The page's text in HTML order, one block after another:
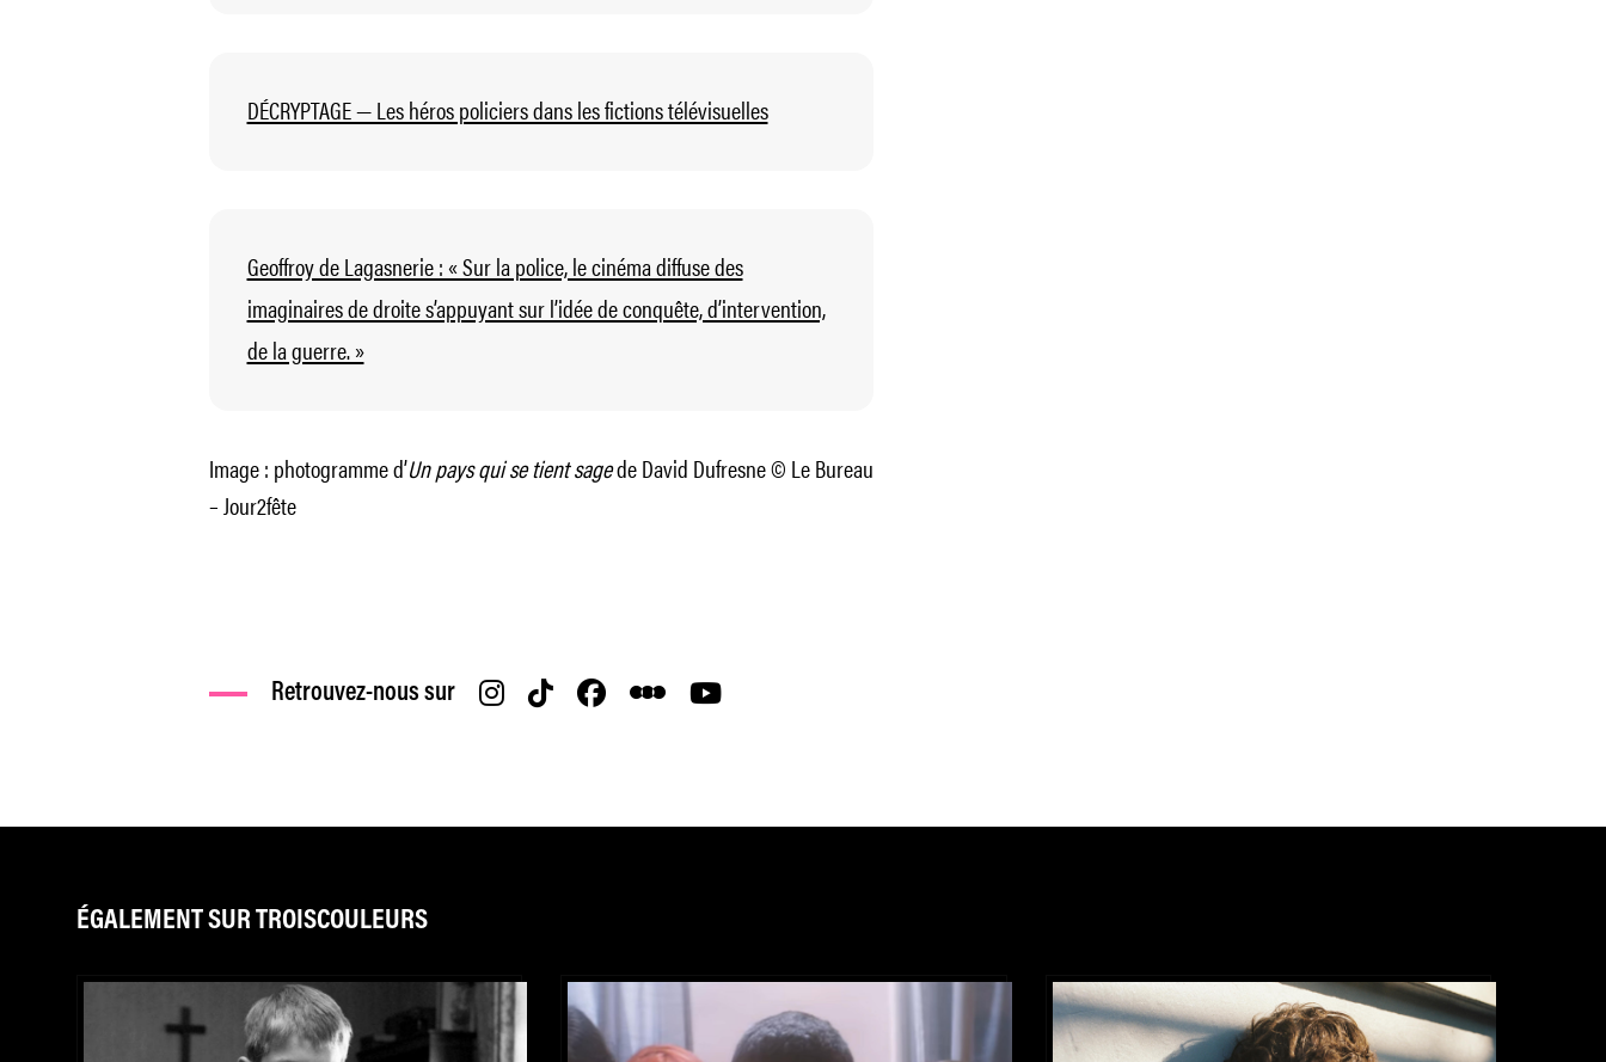
DÉCRYPTAGE — Les héros policiers dans les fictions télévisuelles
Geoffroy de Lagasnerie : « Sur la police, le cinéma diffuse des
imaginaires de droite s’appuyant sur l’idée de conquête, d’intervention,
de la guerre. »
Image : photogramme d’Un pays qui se tient sagede David Dufresne © Le Bureau
– Jour2fête
Retrouvez-nous sur
ÉGALEMENT SUR TROISCOULEURS